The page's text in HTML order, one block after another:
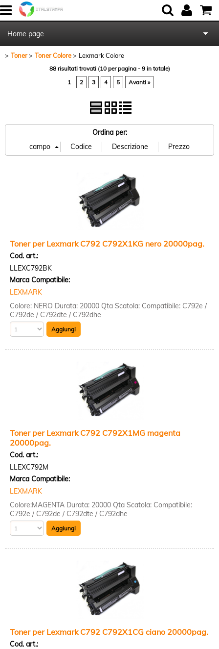
Home page
Chi Siamo
Toner Toner Colore Lexmark Colore
88 risultati trovati (10 per pagina - 9 in totale)
1
2 3 4 5 Avanti »
Ordina per:
Toner per Lexmark C792 C792X1KG nero 20000pag.
Cod. art.:
LLEXC792BK
Marca Compatibile:
LEXMARK
Colore: NERO Durata: 20000 Qta Scatola: Compatibile: C792e /
C792de / C792dte / C792dhe
Toner per Lexmark C792 C792X1MG magenta
20000pag.
Cod. art.:
LLEXC792M
Marca Compatibile:
LEXMARK
Colore:MAGENTA Durata: 20000 Qta Scatola: Compatibile:
C792e / C792de / C792dte / C792dhe
Toner per Lexmark C792 C792X1CG ciano 20000pag.
Cod. art.: